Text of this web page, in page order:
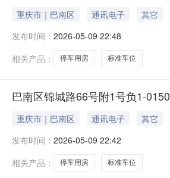
重庆市｜巴南区 通讯电子 其它
发布时间： 2026-05-09 22:48
相关产品：
停车用房 标准车位
巴南区锦城路66号附1号负1-0150
重庆市｜巴南区 通讯电子 其它
发布时间： 2026-05-09 22:42
相关产品：
停车用房 标准车位